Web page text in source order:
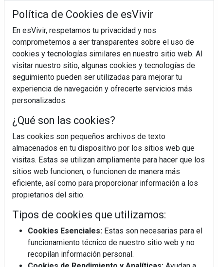
¿Sabes en qué consiste el síndrome metabólico?
Política de Cookies de esVivir
En esVivir, respetamos tu privacidad y nos
comprometemos a ser transparentes sobre el uso de
cookies y tecnologías similares en nuestro sitio web. Al
visitar nuestro sitio, algunas cookies y tecnologías de
seguimiento pueden ser utilizadas para mejorar tu
experiencia de navegación y ofrecerte servicios más
personalizados.
¿Qué son las cookies?
Las cookies son pequeños archivos de texto
almacenados en tu dispositivo por los sitios web que
visitas. Estas se utilizan ampliamente para hacer que los
sitios web funcionen, o funcionen de manera más
eficiente, así como para proporcionar información a los
propietarios del sitio.
Tipos de cookies que utilizamos:
Cookies Esenciales: Estas son necesarias para el
funcionamiento técnico de nuestro sitio web y no
recopilan información personal.